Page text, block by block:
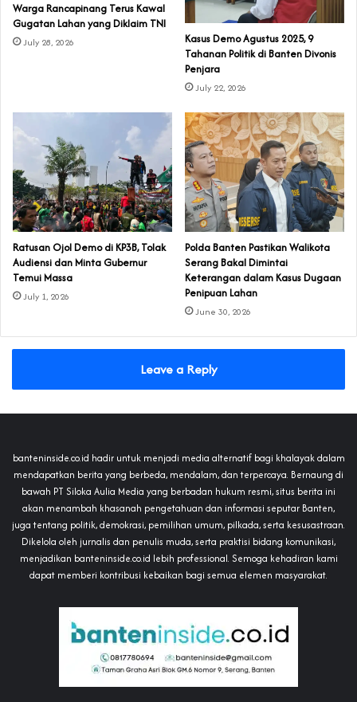
‎Warga Rancapinang Terus Kawal
Gugatan Lahan yang Diklaim TNI‎‎
July 28, 2026
‎Kasus Demo Agustus 2025, 9
Tahanan Politik di Banten Divonis
Penjara
July 22, 2026
‎Ratusan Ojol Demo di KP3B, Tolak
Audiensi dan Minta Gubernur
Temui Massa
July 1, 2026
Polda Banten Pastikan Walikota
Serang Bakal Dimintai
Keterangan dalam Kasus Dugaan
Penipuan Lahan
June 30, 2026
Leave a Reply
banteninside.co.id hadir untuk menjadi media alternatif bagi khalayak dalam
mendapatkan berita yang berbeda, mendalam, dan terpercaya. Bernaung di
bawah PT Siloka Aulia Media yang berbadan hukum resmi, situs berita ini
akan menambah khasanah pengetahuan dan informasi seputar Banten,
juga tentang politik, demokrasi, pemilihan umum, pilkada, serta kesusastraan.
Dikelola oleh jurnalis dan penulis muda, serta praktisi bidang komunikasi,
menjadikan banteninside.co.id lebih professional. Semoga kehadiran kami
dapat memberi kontribusi kebaikan bagi semua elemen masyarakat.